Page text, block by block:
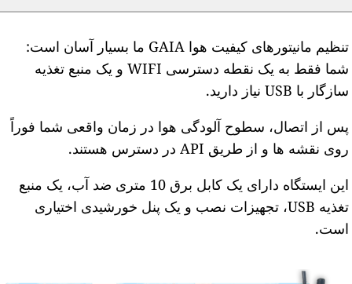
تنظیم مانیتورهای کیفیت هوا GAIA ما بسیار آسان است:
شما فقط به یک نقطه دسترسی WIFI و یک منبع تغذیه
سازگار با USB نیاز دارید.
پس از اتصال، سطوح آلودگی هوا در زمان واقعی شما فوراً
روی نقشه ها و از طریق API در دسترس هستند.
این ایستگاه دارای یک کابل برق 10 متری ضد آب، یک منبع
تغذیه USB، تجهیزات نصب و یک پنل خورشیدی اختیاری
است.